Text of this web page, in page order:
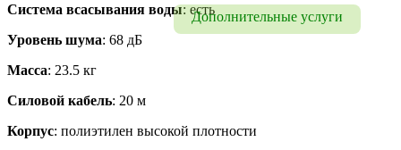
Дополнительные услуги
Система всасывания воды: есть
Уровень шума: 68 дБ
Масса: 23.5 кг
Силовой кабель: 20 м
Корпус: полиэтилен высокой плотности